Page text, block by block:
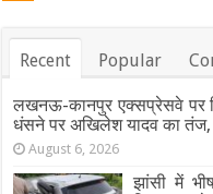
Recent Popular
लखनऊ-कानपुर एक्सप्रेसवे पर
धंसने पर अखिलेश यादव का
August 6, 2026
झांसी में